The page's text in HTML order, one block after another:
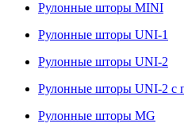
Рулонные шторы MINI
Рулонные шторы UNI-1
Рулонные шторы UNI-2
Рулонные шторы UNI-2 с
Рулонные шторы MG